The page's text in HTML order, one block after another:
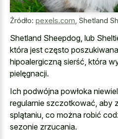
Źródło: pexels.com Shetland
Shetland Sheepdog, lub
która jest często
hipoalergiczną sierść, która
pielęgnacji.
Ich podwójna powłoka
regularnie szczotkować, aby
splątaniu, co można robić
sezonie zrzucania.